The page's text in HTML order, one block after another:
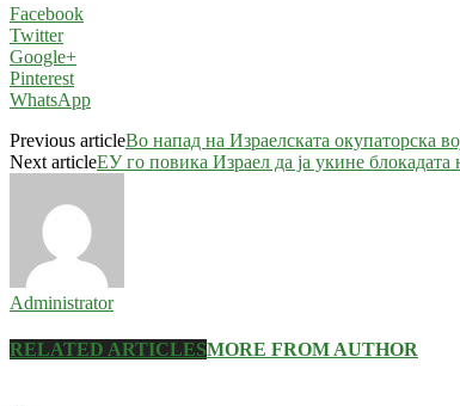
Facebook
Twitter
Google+
Pinterest
WhatsApp
Previous articleВо напад на Израелската окупаторска
Next articleЕУ го повика Израел да ја укине блокадата
Administrator
RELATED ARTICLESMORE FROM AUTHOR